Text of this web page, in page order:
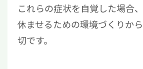
これらの症状を自覚した場合
休ませるための環境づくりか
切です。